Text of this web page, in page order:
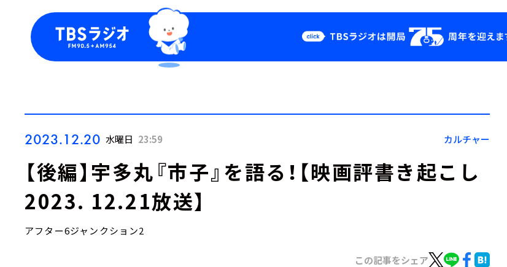
Podcast
YouTube
2023.12.20 水曜日 23:59 カルチャー
【後編】宇多丸『市子』を語る！【映画評書き起こし
2023. 12.21放送】
アフター6ジャンクション2
この記事をシェア